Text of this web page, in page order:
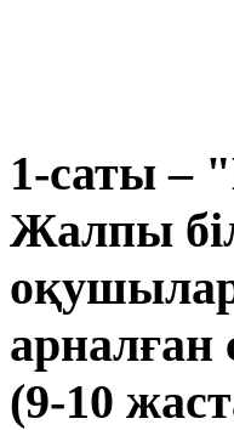
1-саты –
Жалпы
арналған
(9-10